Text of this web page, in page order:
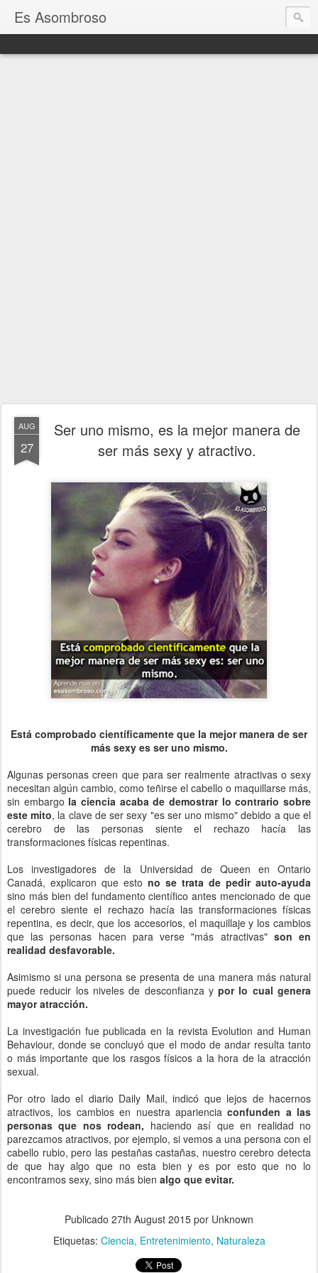
Es Asombroso
AUG
27
Ser uno mismo, es la mejor manera de
ser más sexy y atractivo.
Está comprobado científicamente que la mejor manera de ser
más sexy es ser uno mismo.
Algunas personas creen que para ser realmente atractivas o sexy
necesitan algún cambio, como teñirse el cabello o maquillarse más,
sin embargo la ciencia acaba de demostrar lo contrario sobre
este mito, la clave de ser sexy "es ser uno mismo" debido a que el
cerebro de las personas siente el rechazo hacía las
transformaciones físicas repentinas.
Los investigadores de la Universidad de Queen en Ontario
Canadá, explicaron que esto no se trata de pedir auto-ayuda
sino más bien del fundamento científico antes mencionado de que
el cerebro siente el rechazo hacía las transformaciones físicas
repentina, es decir, que los accesorios, el maquillaje y los cambios
que las personas hacen para verse "más atractivas" son en
realidad desfavorable.
Asimismo si una persona se presenta de una manera más natural
puede reducir los niveles de desconfianza ypor lo cual genera
mayor atracción.
La investigación fue publicada en la revista Evolution and Human
Behaviour, donde se concluyó que el modo de andar resulta tanto
o más importante que los rasgos físicos a la hora de la atracción
sexual.
Por otro lado el diario Daily Mail, indicó que lejos de hacernos
atractivos, los cambios en nuestra aparienciaconfunden a las
personas que nos rodean, haciendo así que en realidad no
parezcamos atractivos, por ejemplo, si vemos a una persona con el
cabello rubio, pero las pestañas castañas, nuestro cerebro detecta
de que hay algo que no esta bien y es por esto que no lo
encontramos sexy, sino más bien algo que evitar.
Publicado 27th August 2015 por Unknown
Etiquetas: Ciencia Entretenimiento Naturaleza